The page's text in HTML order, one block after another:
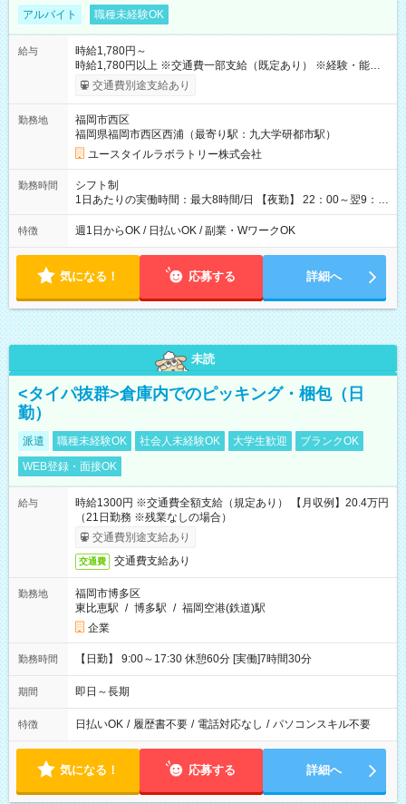
アルバイト 職種未経験OK
給与
時給1,780円～
時給1,780円以上 ※交通費一部支給（既定あり） ※経験・能力を
考慮して決定します 【収入例】 週1回勤務の場合：1,780円×8時
間×4回=5万6,960円 週3回勤務の場合：1,780円×8時間×12回
月 ※ 雇用形態と給与に、本採用時と異なる部分があります。 雇
用形態：本採用時と同じです。 給与：時給 1,490円以上
交通費別途支給あり
勤務地
福岡市西区
福岡県福岡市西区西浦（最寄り駅：九大学研都市駅）
ユースタイルラボラトリー株式会社
勤務時間
シフト制
1日あたりの実働時間：最大8時間/日 【夜勤】 22：00～翌9：
00 ※週1日～OK ／ 夜勤専従 ＊＊ 勤務時間例 ＊＊ ■22時か
ら翌7時 ■23時から翌8時 ■24時から翌9時 など ※上記の時間
ます。 ※曜日固定（毎週同じ曜日での勤務となります）
特徴 週1日からOK / 日払いOK / 副業・WワークOK
気になる！ 応募する 詳細へ
未読
<タイパ抜群>倉庫内でのピッキング・梱包（日
勤）
派遣 職種未経験OK 社会人未経験OK 大学生歓迎
ブランクOK
WEB登録・面接OK
給与
時給1300円 ※交通費全額支給（規定あり） 【月収例】20.4万円
（21日勤務 ※残業なしの場合）
交通費別途支給あり
交通費 交通費支給あり
勤務地
福岡市博多区
東比恵駅 / 博多駅 / 福岡空港(鉄道)駅
企業
勤務時間 【日勤】 9:00～17:30 休憩60分 [実働]7時間30分
期間 即日～長期
特徴 日払いOK / 履歴書不要 / 電話対応なし / パソコンスキル不要
気になる！ 応募する 詳細へ